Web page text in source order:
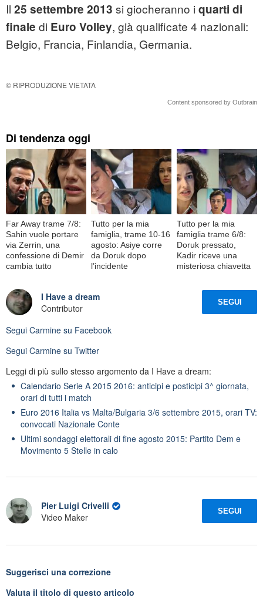
Il 25 settembre 2013 si giocheranno i quarti di
finale di Euro Volley, già qualificate 4 nazionali:
Belgio, Francia, Finlandia, Germania.
© RIPRODUZIONE VIETATA
Content sponsored by Outbrain
Di tendenza oggi
Far Away trame 7/8:
Sahin vuole portare
via Zerrin, una
confessione di Demir
cambia tutto
Tutto per la mia
famiglia, trame 10-16
agosto: Asiye corre
da Doruk dopo
l’incidente
Tutto per la mia
famiglia trame 6/8:
Doruk pressato,
Kadir riceve una
misteriosa chiavetta
I Have a dream
Contributor
SEGUI
Segui Carmine su Facebook
Segui Carmine su Twitter
Leggi di più sullo stesso argomento da I Have a dream:
Calendario Serie A 2015 2016: anticipi e posticipi 3^ giornata,
orari di tutti i match
Euro 2016 Italia vs Malta/Bulgaria 3/6 settembre 2015, orari TV:
convocati Nazionale Conte
Ultimi sondaggi elettorali di fine agosto 2015: Partito Dem e
Movimento 5 Stelle in calo
Pier Luigi Crivelli
Video Maker
SEGUI
Suggerisci una correzione
Valuta il titolo di questo articolo